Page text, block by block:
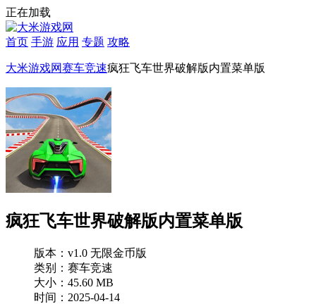
正在加载
首页 手游 应用 专题 攻略
大米游戏网赛车竞速疯狂飞车世界破解版内置菜单版
疯狂飞车世界破解版内置菜单版
版本：v1.0 无限金币版
类别：赛车竞速
大小：45.60 MB
时间：2025-04-14